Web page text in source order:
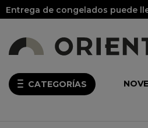
Entrega de congelados puede
CATEGORÍAS